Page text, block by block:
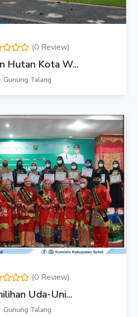
(0 Review)
Hutan Kota W...
Gunung Talang
(0 Review)
Uda-Uni...
Gunung Talang